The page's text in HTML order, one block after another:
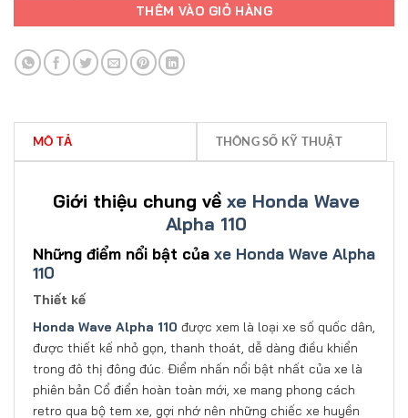
THÊM VÀO GIỎ HÀNG
MÔ TẢ THÔNG SỐ KỸ THUẬT
Giới thiệu chung về xe Honda Wave
Alpha 110
Những điểm nổi bật của xe Honda Wave Alpha
110
Thiết kế
Honda Wave Alpha 110 được xem là loại xe số quốc dân,
được thiết kế nhỏ gọn, thanh thoát, dễ dàng điều khiển
trong đô thị đông đúc. Điểm nhấn nổi bật nhất của xe là
phiên bản Cổ điển hoàn toàn mới, xe mang phong cách
retro qua bộ tem xe, gợi nhớ nên những chiếc xe huyền